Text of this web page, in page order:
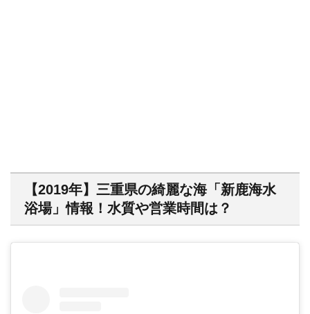
【2019年】三重県の綺麗な海「新鹿海水
浴場」情報！水質や営業時間は？